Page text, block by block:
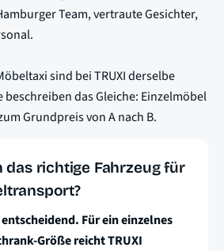
Team, vertraute Gesichter,
sind bei TRUXI derselbe
beschreiben das Gleiche: Einzelmöbel
Grundpreis von A nach B.
das richtige Fahrzeug für
Für ein einzelnes
Größe reicht TRUXI